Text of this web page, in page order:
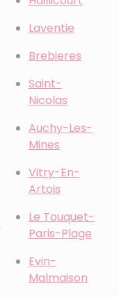
Laventie
Brebieres
Saint-
Nicolas
Auchy-Les-
Mines
Vitry-En-
Artois
Le Touquet-
Paris-Plage
Evin-
Malmaison